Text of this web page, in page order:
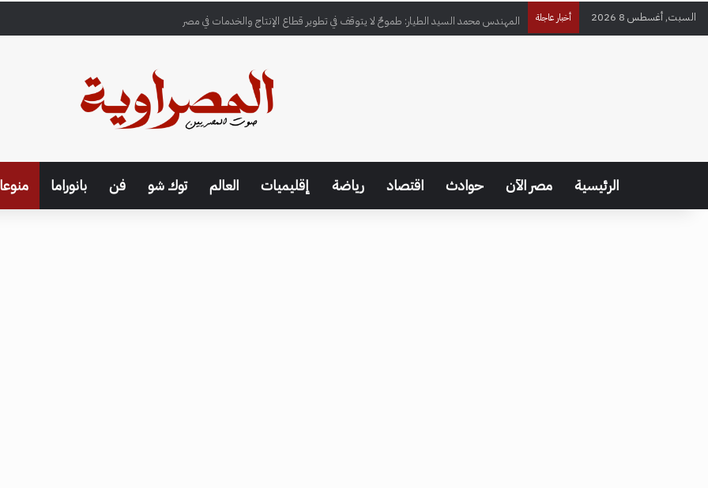
السبت, أغسطس 8 2026 أخبار عاجلة المهندس محمد السيد الطيار: طموحٌ لا يتوقف في تطوير قطاع الإنتاج والخدمات في مصر
الرئيسية مصر الآن حوادث اقتصاد رياضة إقليميات العالم توك شو فن بانوراما